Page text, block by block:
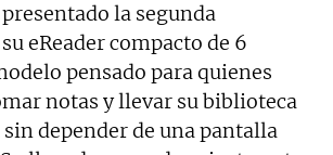
la segunda
eReader compacto de 6
pensado para quienes
notas y llevar su biblioteca
depender de una pantalla